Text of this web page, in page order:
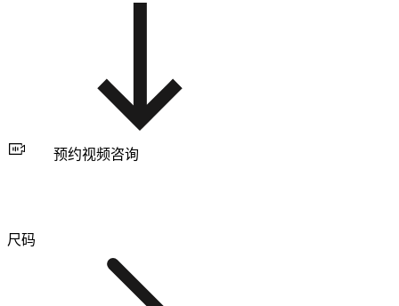
预约视频咨询
尺码